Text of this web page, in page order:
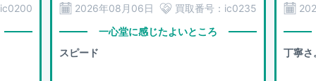
ic0200
2026年08月06日
買取番号： ic0235
一心堂に感じたよいところ
スピード
丁寧さ